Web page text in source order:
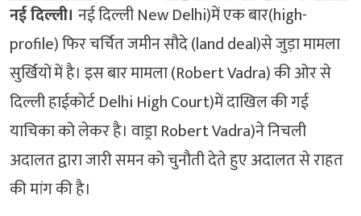
नई दिल्ली। नई दिल्ली New Delhi)में एक बार(high-
profile) फिर चर्चित जमीन सौदे (land deal)से जुड़ा मामला
सुर्खियों में है। इस बार मामला (Robert Vadra) की ओर से
दिल्ली हाईकोर्ट Delhi High Court)में दाखिल की गई
याचिका को लेकर है। वाड्रा Robert Vadra)ने निचली
अदालत द्वारा जारी समन को चुनौती देते हुए अदालत से राहत
की मांग की है।